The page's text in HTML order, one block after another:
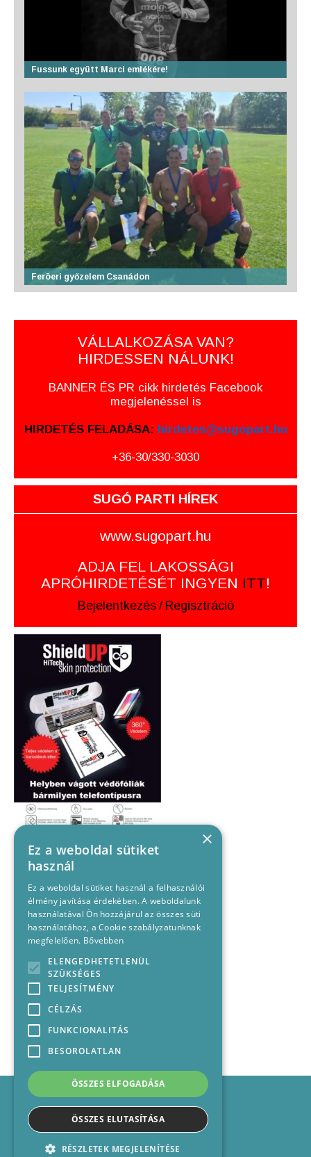
Fussunk együtt Marci emlékére!
Feröeri győzelem Csanádon
VÁLLALKOZÁSA VAN?
HIRDESSEN NÁLUNK!
BANNER ÉS PR cikk hirdetés Facebook
megjelenéssel is
HIRDETÉS FELADÁSA: hirdetes@sugopart.hu
+36-30/330-3030
SUGÓ PARTI HÍREK
www.sugopart.hu
ADJA FEL LAKOSSÁGI
APRÓHIRDETÉSÉT INGYEN ITT!
Bejelentkezés / Regisztráció
Impresszum
Médiajánlat
Felhasználási feltételek
Kapcsolat
×
Ez a weboldal sütiket
használ
Ez a weboldal sütiket használ a felhasználói
élmény javítása érdekében. A weboldalunk
használatával Ön hozzájárul az összes süti
használatához, a Cookie szabályzatunknak
megfelelően. Bővebben
ELENGEDHETETLENÜL
SZÜKSÉGES
TELJESÍTMÉNY
CÉLZÁS
FUNKCIONALITÁS
BESOROLATLAN
ÖSSZES ELFOGADÁSA
ÖSSZES ELUTASÍTÁSA
RÉSZLETEK MEGJELENÍTÉSE